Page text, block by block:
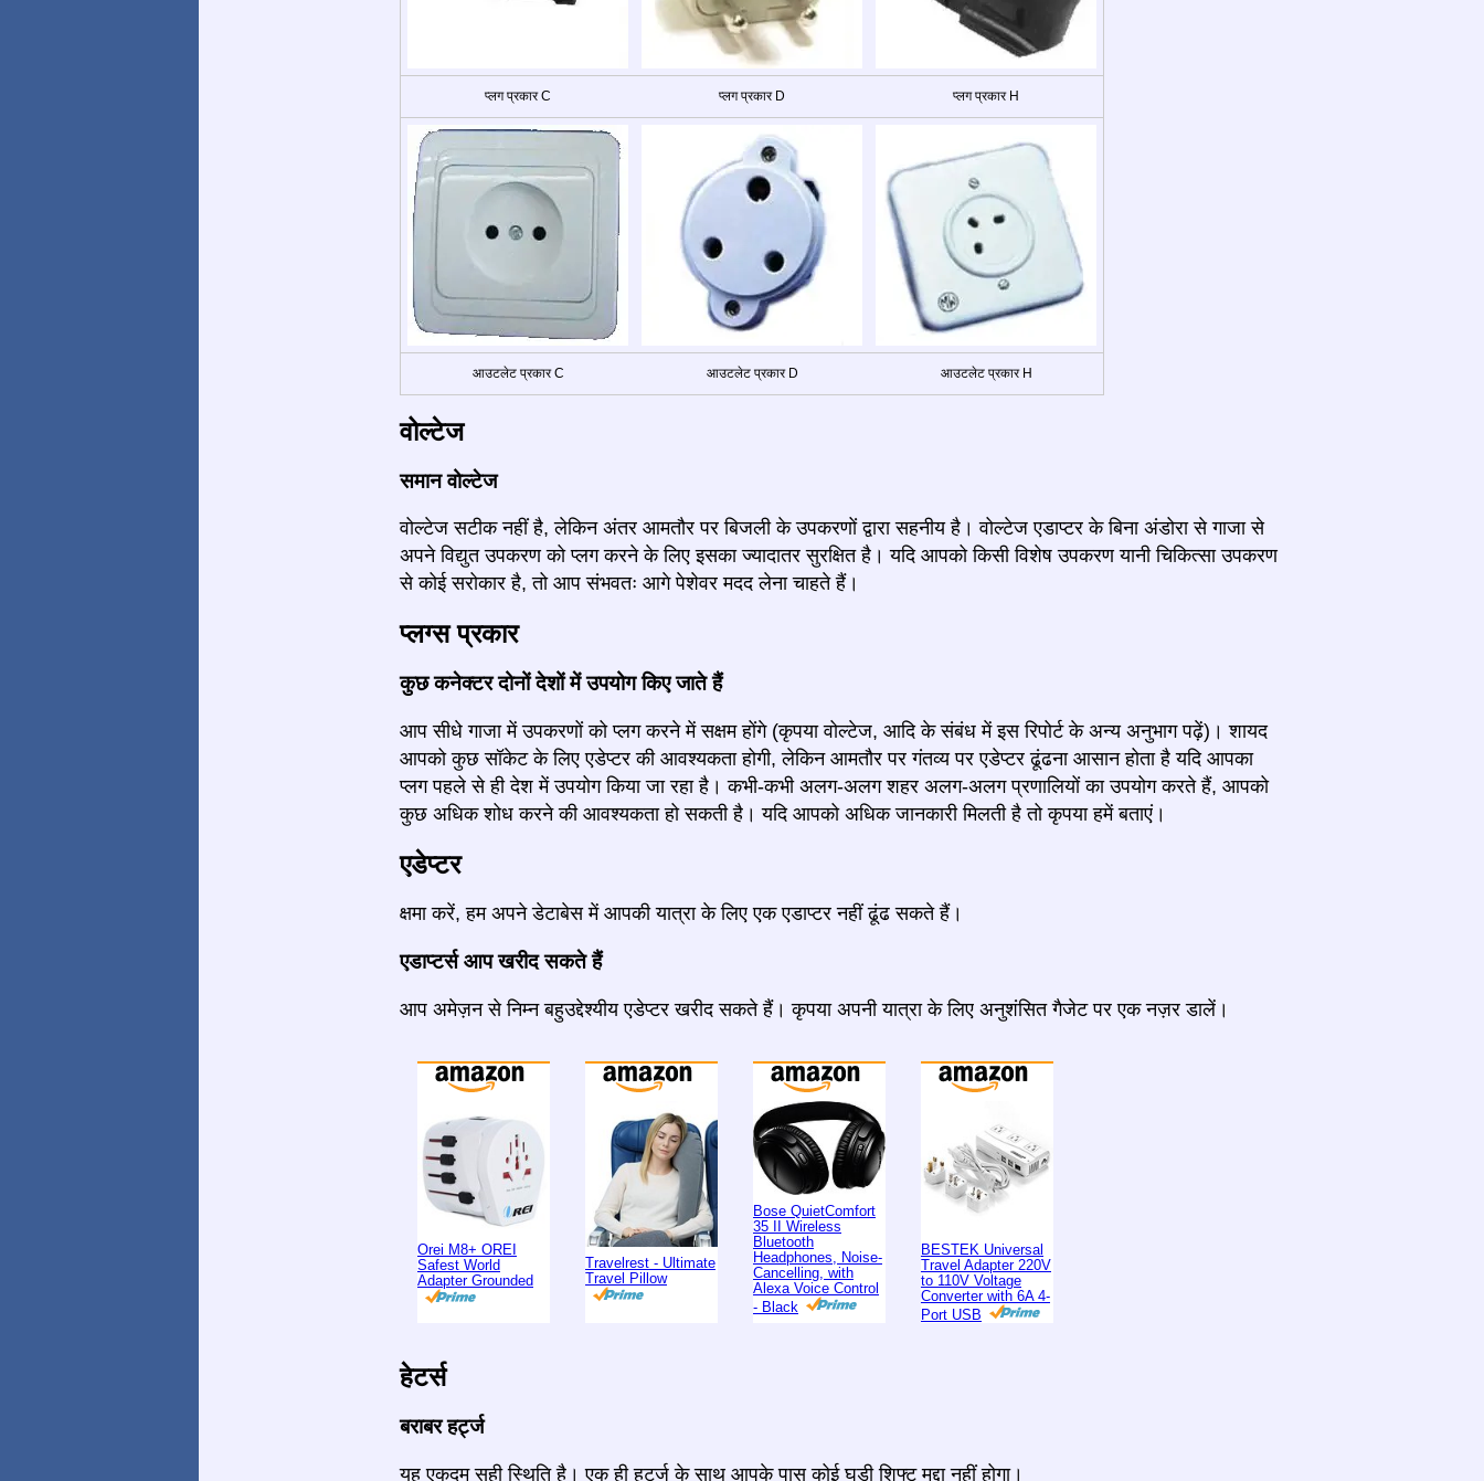
प्लग प्रकार C प्लग प्रकार D प्लग प्रकार H
आउटलेट प्रकार C आउटलेट प्रकार D आउटलेट प्रकार H
वोल्टेज
समान वोल्टेज
वोल्टेज सटीक नहीं है, लेकिन अंतर आमतौर पर बिजली के उपकरणों द्वारा सहनीय है। वोल्टेज एडाप्टर के बिना अंडोरा से गाजा से
अपने विद्युत उपकरण को प्लग करने के लिए इसका ज्यादातर सुरक्षित है। यदि आपको किसी विशेष उपकरण यानी चिकित्सा उपकरण
से कोई सरोकार है, तो आप संभवतः आगे पेशेवर मदद लेना चाहते हैं।
प्लग्स प्रकार
कुछ कनेक्टर दोनों देशों में उपयोग किए जाते हैं
आप सीधे गाजा में उपकरणों को प्लग करने में सक्षम होंगे (कृपया वोल्टेज, आदि के संबंध में इस रिपोर्ट के अन्य अनुभाग पढ़ें)। शायद
आपको कुछ सॉकेट के लिए एडेप्टर की आवश्यकता होगी, लेकिन आमतौर पर गंतव्य पर एडेप्टर ढूंढना आसान होता है यदि आपका
प्लग पहले से ही देश में उपयोग किया जा रहा है। कभी-कभी अलग-अलग शहर अलग-अलग प्रणालियों का उपयोग करते हैं, आपको
कुछ अधिक शोध करने की आवश्यकता हो सकती है। यदि आपको अधिक जानकारी मिलती है तो कृपया हमें बताएं।
एडेप्टर
क्षमा करें, हम अपने डेटाबेस में आपकी यात्रा के लिए एक एडाप्टर नहीं ढूंढ सकते हैं।
एडाप्टर्स आप खरीद सकते हैं
आप अमेज़न से निम्न बहुउद्देश्यीय एडेप्टर खरीद सकते हैं। कृपया अपनी यात्रा के लिए अनुशंसित गैजेट पर एक नज़र डालें।
Orei M8+ OREI
Safest World
Adapter Grounded
Travelrest - Ultimate
Travel Pillow
Bose QuietComfort
35 II Wireless
Bluetooth
Headphones, Noise-
Cancelling, with
Alexa Voice Control
- Black
BESTEK Universal
Travel Adapter 220V
to 110V Voltage
Converter with 6A 4-
Port USB
हेटर्स
बराबर हर्ट्ज
यह एकदम सही स्थिति है। एक ही हर्ट्ज के साथ आपके पास कोई घड़ी शिफ्ट मुद्दा नहीं होगा।